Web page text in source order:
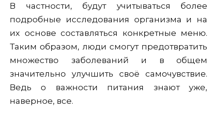
В частности, будут учитываться более
подробные исследования организма и на
их основе составляться конкретные меню.
Таким образом, люди смогут предотвратить
множество заболеваний и в общем
значительно улучшить своё самочувствие.
Ведь о важности питания знают уже,
наверное, все.